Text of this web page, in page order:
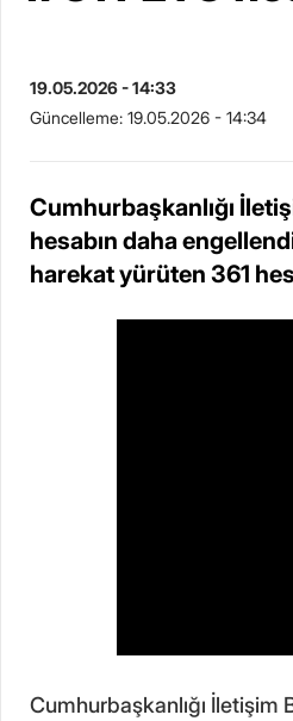
19.05.2026 - 14:33
Güncelleme: 19.05.2026 - 14:34
Cumhurbaşkanlığı
hesabın daha
harekat yürüten 361
Cumhurbaşkanlığı İletişim